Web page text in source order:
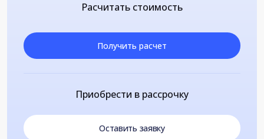
Расчитать стоимость
Получить расчет
Приобрести в рассрочку
Оставить заявку